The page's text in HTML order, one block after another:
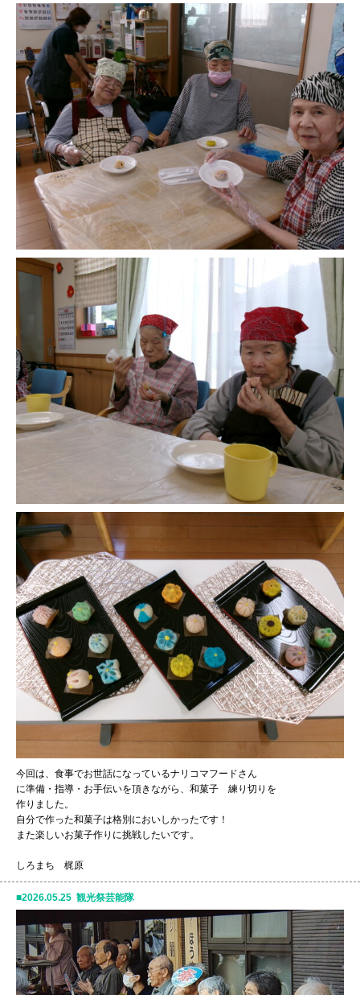
今回は、食事でお世話になっているナリコマフードさん
に準備・指導・お手伝いを頂きながら、和菓子 練り切りを
作りました。
自分で作った和菓子は格別においしかったです！
また楽しいお菓子作りに挑戦したいです。
しろまち 梶原
2026.05.25 観光祭芸能隊